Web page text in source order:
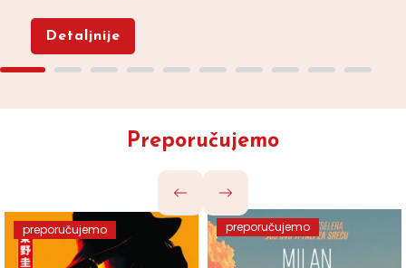
Detaljnije
Preporučujemo
preporučujemo preporučujemo